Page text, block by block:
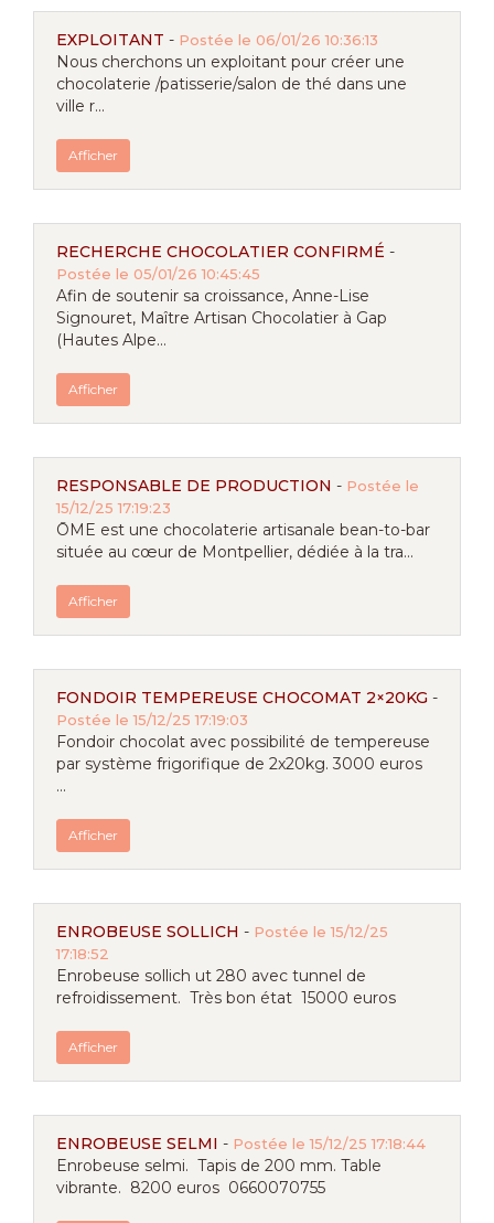
EXPLOITANT - Postée le 06/01/26 10:36:13
Nous cherchons un exploitant pour créer une
chocolaterie /patisserie/salon de thé dans une
ville r...
Afficher
RECHERCHE CHOCOLATIER CONFIRMÉ -
Postée le 05/01/26 10:45:45
Afin de soutenir sa croissance, Anne-Lise
Signouret, Maître Artisan Chocolatier à Gap
(Hautes Alpe...
Afficher
RESPONSABLE DE PRODUCTION - Postée le
15/12/25 17:19:23
ŌME est une chocolaterie artisanale bean-to-bar
située au cœur de Montpellier, dédiée à la tra...
Afficher
FONDOIR TEMPEREUSE CHOCOMAT 2×20KG -
Postée le 15/12/25 17:19:03
Fondoir chocolat avec possibilité de tempereuse
par système frigorifique de 2x20kg. 3000 euros
...
Afficher
ENROBEUSE SOLLICH - Postée le 15/12/25
17:18:52
Enrobeuse sollich ut 280 avec tunnel de
refroidissement. Très bon état 15000 euros
Afficher
ENROBEUSE SELMI - Postée le 15/12/25 17:18:44
Enrobeuse selmi. Tapis de 200 mm. Table
vibrante. 8200 euros 0660070755